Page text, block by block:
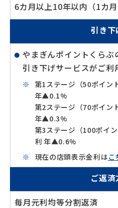
6カ月以上10年以内（1カ月
引き下
やまぎんポイントくら
引き下げサービスがご利
第1ステージ（50ポイン
年▲0.1%
第2ステージ（70ポイン
年▲0.3%
第3ステージ（100ポイ
利 年▲0.6%
現在の店頭表示金利はこ
ご返
毎月元利均等分割返済